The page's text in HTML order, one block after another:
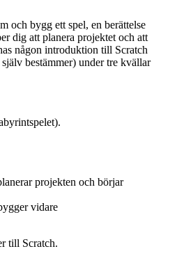
och bygg ett spel, en berättelse
dig att planera projektet och att
någon introduktion till Scratch
bestämmer) under tre kvällar
projekten och börjar
vidare
till Scratch.